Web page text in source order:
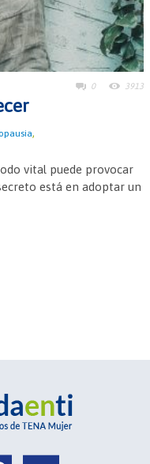
0 3913
,
vital puede provocar
está en adoptar un